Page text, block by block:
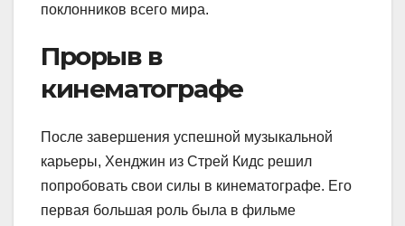
поклонников всего мира.
Прорыв в
кинематографе
После завершения успешной музыкальной
карьеры, Хенджин из Стрей Кидс решил
попробовать свои силы в кинематографе. Его
первая большая роль была в фильме